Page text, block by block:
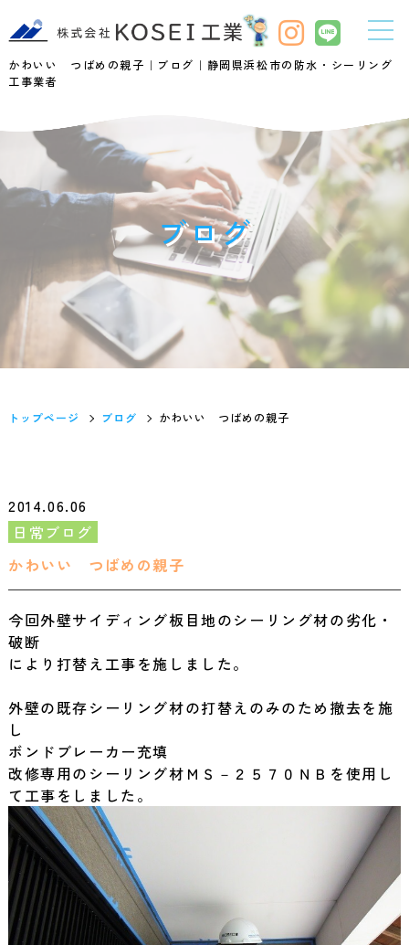
かわいい つばめの親子｜ブログ｜静岡県浜松市の防水・シーリング
工事業者
ブログ
トップページ ブログ かわいい つばめの親子
2014.06.06
日常ブログ
かわいい つばめの親子
今回外壁サイディング板目地のシーリング材の劣化・
破断
により打替え工事を施しました。
外壁の既存シーリング材の打替えのみのため撤去を施
し
ボンドブレーカー充填
改修専用のシーリング材ＭＳ－２５７０ＮＢを使用し
て工事をしました。